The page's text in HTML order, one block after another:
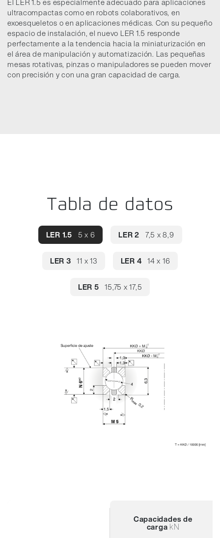
ultracompactas como en robots colaborativos, en
exoesqueletos o en aplicaciones médicas. Con su pequeño
espacio de instalación, el nuevo LER 1.5 responde
perfectamente a la tendencia hacia la miniaturización en
el área de manipulación y automatización. Las pequeñas
mesas rotativas, pinzas o manipuladores se pueden mover
con precisión y con una gran capacidad de carga.
Tabla de datos
LER 1.5 5 x 6 LER 2 7,5 x 8,9
LER 3 11 x 13 LER 4 14 x 16
LER 5 15,75 x 17,5
Capacidades de
carga kN